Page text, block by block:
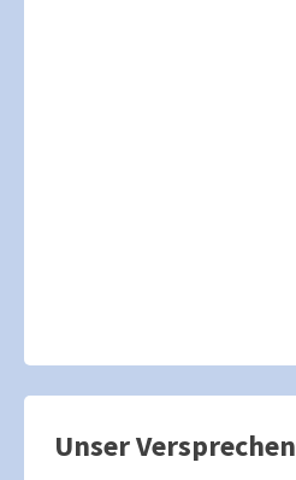
Unser Versprechen